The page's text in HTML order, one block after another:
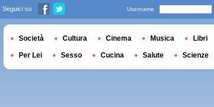
Seguici su Username
Società Cultura Cinema Musica Libri
Per Lei Sesso Cucina Salute Scienze